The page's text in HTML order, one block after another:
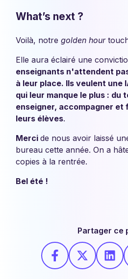
What’s next ?
Voilà, notre golden hour
Elle aura éclairé une
enseignants n'attendent
à leur place. Ils veulent une
qui leur manque le plus : du
enseigner, accompagner et
leurs élèves.
Merci de nous avoir laissé
bureau cette année. On a
copies à la rentrée.
Bel été !
Partager ce